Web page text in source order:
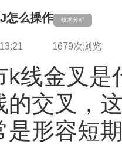
怎么操作 技术分析
1679次浏览
金叉是
的交叉，
是形容短